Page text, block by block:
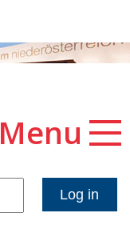
Menu